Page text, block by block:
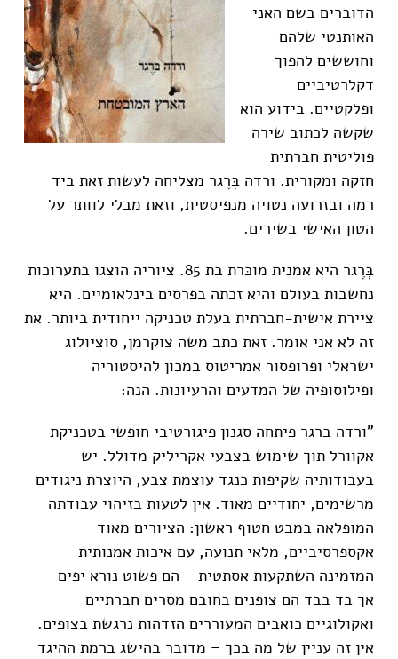
הדוברים בשם האני
האותנטי שלהם
וחוששים להפוך
דקלרטיביים
ופלקטיים. בידוע הוא
שקשה לכתוב שירה
פוליטית חברתית
חזקה ומקורית. ורדה בְּרֶגר מצליחה לעשות זאת ביד
רמה ובזרועה נטויה מנפיסטית, וזאת מבלי לוותר על
הטון האישי בשירים.
בְּרֶגר היא אמנית מוכּרת בת 85. ציוריה הוצגו בתערוכות
נחשבות בעולם והיא זכתה בפרסים בינלאומיים. היא
ציירת אישית-חברתית בעלת טכניקה ייחודית ביותר. את
זה לא אני אומר. זאת כתב משה צוקרמן, סוציולוג
ישראלי ופרופסור אמריטוס במכון להיסטוריה
ופילוסופיה של המדעים והרעיונות. הנה:
"ורדה ברגר פיתחה סגנון פיגורטיבי חופשי בטכניקת
אקוורל תוך שימוש בצבעי אקריליק מדולל. יש
בעבודותיה שקיפות כנגד עוצמת צבע, היוצרת ניגודים
מרשימים, יחודיים מאוד. אין לטעות בזיהוי עבודתה
המופלאה במבט חטוף ראשון: הציורים מאוד
אקספרסיביים, מלאי תנועה, עם איכות אמנותית
המזמינה השתקעות אסתטית – הם פשוט נורא יפים –
אך בד בבד הם צופנים בחובם מסרים חברתיים
ואקולוגיים כואבים המעוררים הזדהות נרגשת בצופים.
אין זה עניין של מה בכך – מדובר בהישג ברמת ההיגד